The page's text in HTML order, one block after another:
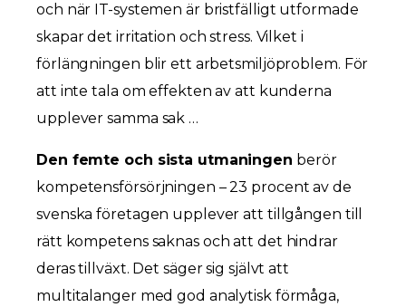
och när IT-systemen är bristfälligt utformade
skapar det irritation och stress. Vilket i
förlängningen blir ett arbetsmiljöproblem. För
att inte tala om effekten av att kunderna
upplever samma sak …
Den femte och sista utmaningen berör
kompetensförsörjningen – 23 procent av de
svenska företagen upplever att tillgången till
rätt kompetens saknas och att det hindrar
deras tillväxt. Det säger sig självt att
multitalanger med god analytisk förmåga,